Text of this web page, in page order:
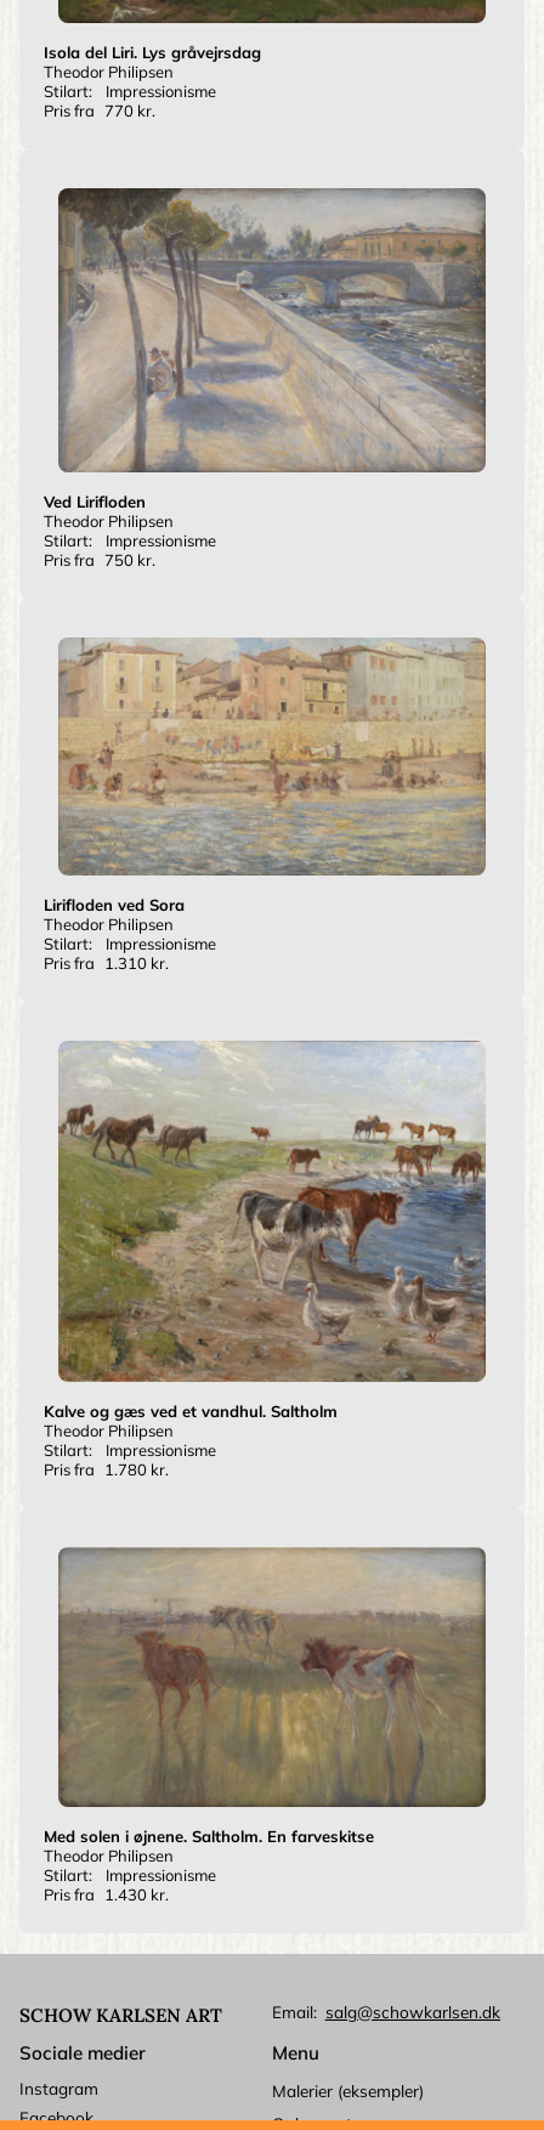
Isola del Liri. Lys gråvejrsdag
Theodor Philipsen
Stilart:
Impressionisme
Pris fra 770 kr.
Ved Lirifloden
Theodor Philipsen
Stilart:
Impressionisme
Pris fra 750 kr.
Lirifloden ved Sora
Theodor Philipsen
Stilart:
Impressionisme
Pris fra
1.310 kr.
Kalve og gæs ved et vandhul. Saltholm
Theodor Philipsen
Stilart:
Impressionisme
Pris fra
1.780 kr.
Med solen i øjnene. Saltholm. En farveskitse
Theodor Philipsen
Stilart:
Impressionisme
Pris fra
1.430 kr.
SCHOW KARLSEN ART Email salg@schowkarlsen.dk
Menu
Malerier (eksempler)
Ophavsret
Sociale medier
Instagram
Facebook